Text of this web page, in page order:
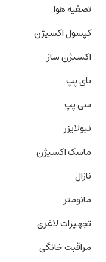
تصفیه هوا
کپسول اکسیژن
اکسیژن ساز
بای پپ
سی پپ
نبولایزر
ماسک اکسیژن
نازال
مانومتر
تجهیزات لاغری
مراقبت خانگی